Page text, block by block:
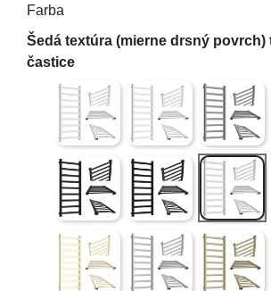
Farba
Biela matná textúra (mierne
Biely lesk (hladký)
Čierna štruktúra (mierne drsný
Čierny lesk ( hladký )
Šedá
QUARTZ I Štruktúra (mierne
4 FEBRUÁR (QUARTZ